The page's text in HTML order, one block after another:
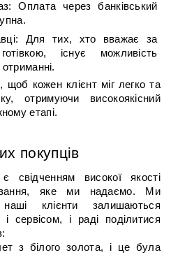
Оплата через банківський
Для тих, хто вважає за
існує можливість
щоб кожен клієнт міг легко та
отримуючи високоякісний
етапі.
покупців
свідченням високої якості
яке ми надаємо. Ми
клієнти залишаються
сервісом, і раді поділитися
з білого золота, і це була